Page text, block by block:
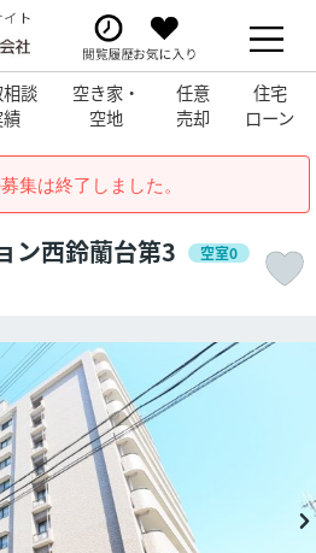
談
空き家・
空地
任意
売却
住宅
ローン
集は終了しました。
ン西鈴蘭台第3 空室0